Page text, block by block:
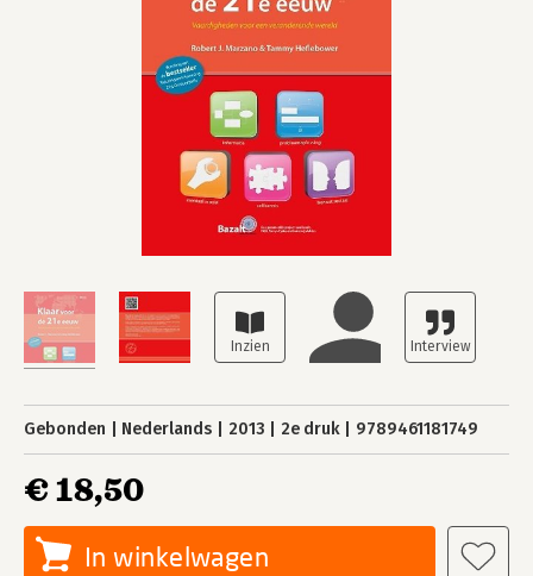
Gebonden Nederlands 2013 2e druk 9789461181749
€ 18,50
In winkelwagen